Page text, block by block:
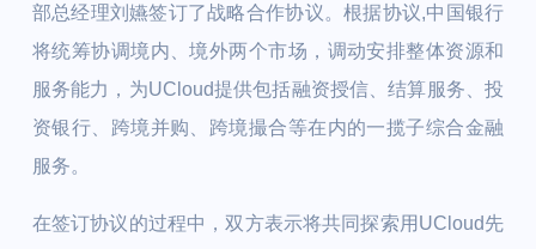
部总经理刘嬿签订了战略合作协议。根据协议,中国银行
将统筹协调境内、境外两个市场，调动安排整体资源和
服务能力，为UCloud提供包括融资授信、结算服务、投
资银行、跨境并购、跨境撮合等在内的一揽子综合金融
服务。
在签订协议的过程中，双方表示将共同探索用UCloud先